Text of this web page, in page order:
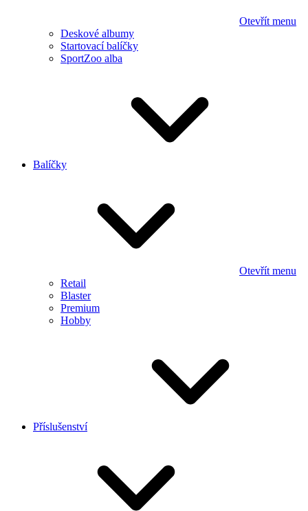
Otevřít menu
Deskové albumy
Startovací balíčky
SportZoo alba
Balíčky
Otevřít menu
Retail
Blaster
Premium
Hobby
Příslušenství